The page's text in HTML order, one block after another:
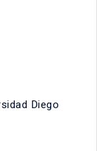
Diego